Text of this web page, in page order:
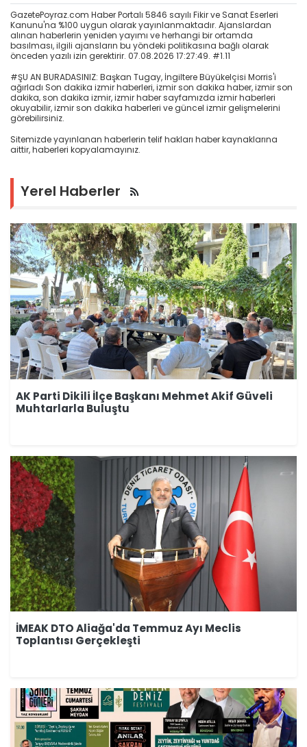
GazetePoyraz.com Haber Portalı 5846 sayılı Fikir ve Sanat Eserleri
Kanunu'na %100 uygun olarak yayınlanmaktadır. Ajanslardan
alınan haberlerin yeniden yayımı ve herhangi bir ortamda
basılması, ilgili ajansların bu yöndeki politikasına bağlı olarak
önceden yazılı izin gerektirir. 07.08.2026 17:27:49. #1.11
#ŞU AN BURADASINIZ: Başkan Tugay, İngiltere Büyükelçisi Morris'i
ağırladı Son dakika izmir haberleri, izmir son dakika haber, izmir son
dakika, son dakika izmir, izmir haber sayfamızda izmir haberleri
okuyabilir, izmir son dakika haberleri ve güncel izmir gelişmelerini
görebilirsiniz.
Sitemizde yayınlanan haberlerin telif hakları haber kaynaklarına
aittir, haberleri kopyalamayınız.
Yerel Haberler
AK Parti Dikili İlçe Başkanı Mehmet Akif Güveli
Muhtarlarla Buluştu
İMEAK DTO Aliağa'da Temmuz Ayı Meclis
Toplantısı Gerçekleşti